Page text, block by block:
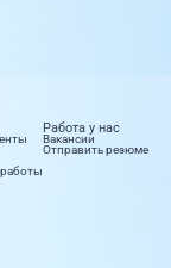
Работа у нас
Вакансии
Отправить резюме